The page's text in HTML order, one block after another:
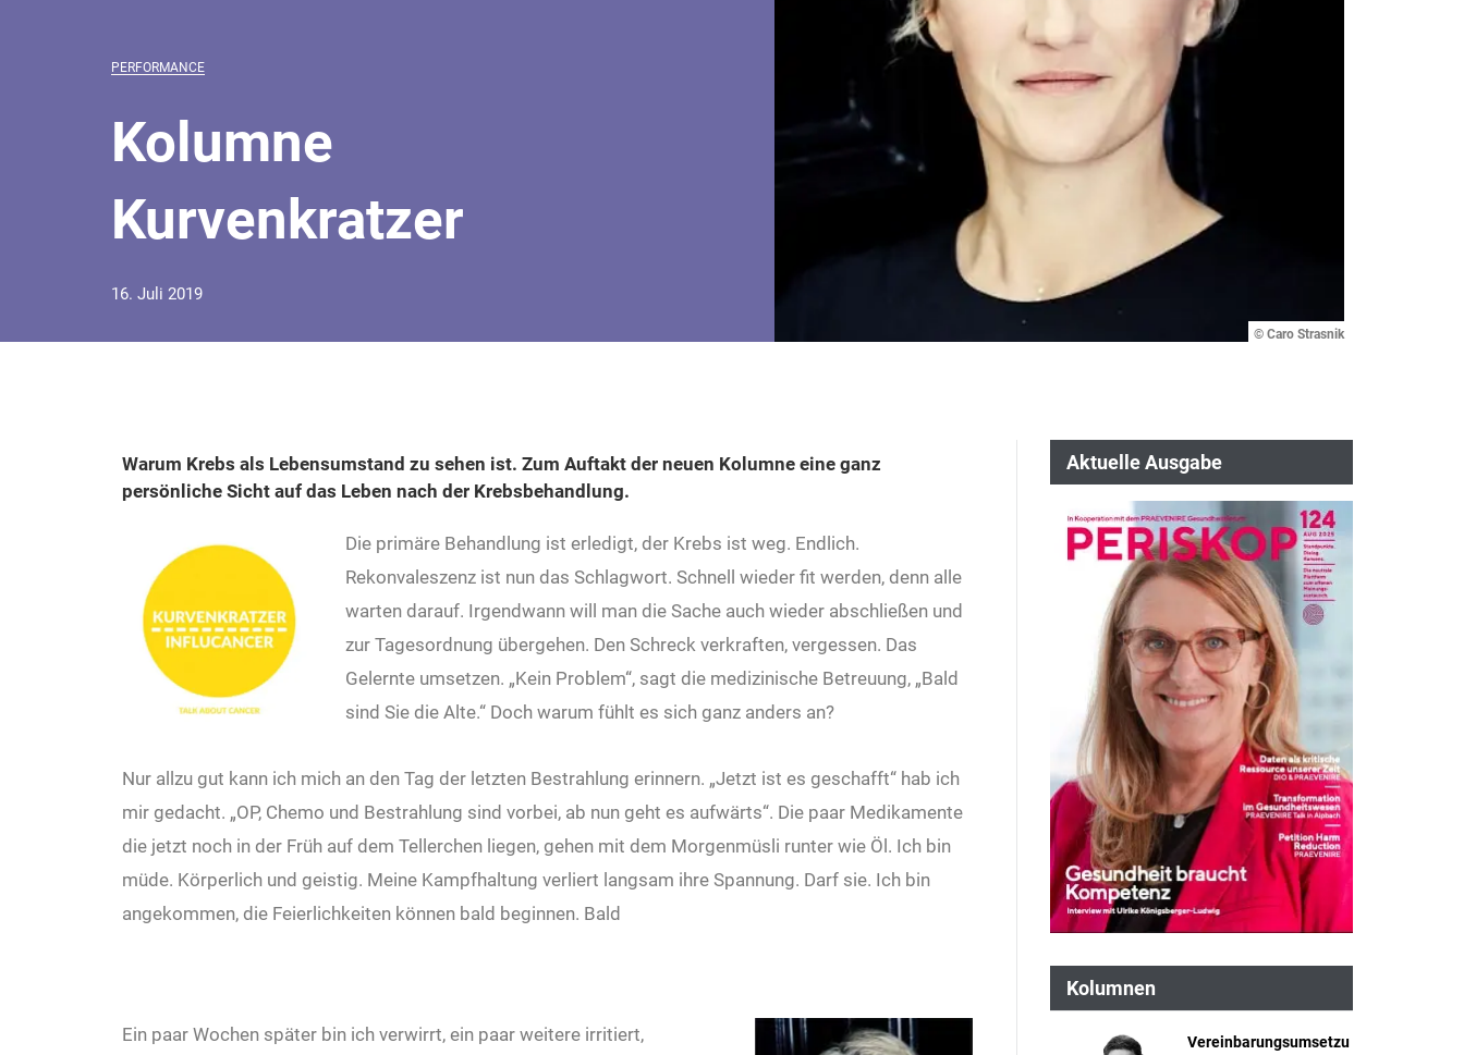
PERFORMANCE
Kolumne
Kurvenkratzer
16. Juli 2019
© Caro Strasnik
Warum Krebs als Lebensumstand zu sehen ist. Zum Auftakt der neuen Kolumne eine ganz
persönliche Sicht auf das Leben nach der Krebsbehandlung.
Die primäre Behandlung ist erledigt, der Krebs ist weg. Endlich.
Rekonvaleszenz ist nun das Schlagwort. Schnell wieder fit werden, denn alle
warten darauf. Irgendwann will man die Sache auch wieder abschließen und
zur Tagesordnung übergehen. Den Schreck verkraften, vergessen. Das
Gelernte umsetzen. „Kein Problem“, sagt die medizinische Betreuung, „Bald
sind Sie die Alte.“ Doch warum fühlt es sich ganz anders an?
Nur allzu gut kann ich mich an den Tag der letzten Bestrahlung erinnern. „Jetzt ist es geschafft“ hab ich
mir gedacht. „OP, Chemo und Bestrahlung sind vorbei, ab nun geht es aufwärts“. Die paar Medikamente
die jetzt noch in der Früh auf dem Tellerchen liegen, gehen mit dem Morgenmüsli runter wie Öl. Ich bin
müde. Körperlich und geistig. Meine Kampfhaltung verliert langsam ihre Spannung. Darf sie. Ich bin
angekommen, die Feierlichkeiten können bald beginnen. Bald
Ein paar Wochen später bin ich verwirrt, ein paar weitere irritiert,
Aktuelle Ausgabe
Kolumnen
Vereinbarungsumsetzu